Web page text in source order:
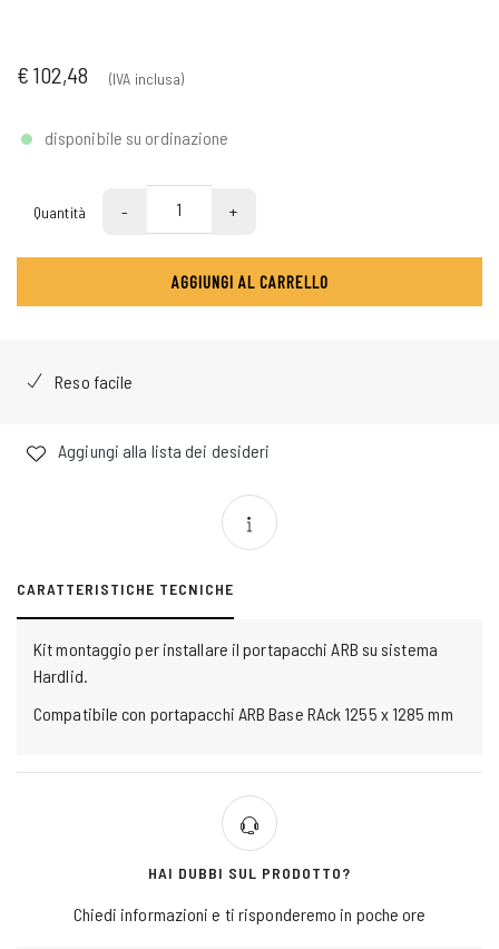
€ 102,48 (IVA inclusa)
disponibile su ordinazione
Quantità - +
AGGIUNGI AL CARRELLO
Reso facile
Aggiungi alla lista dei desideri
CARATTERISTICHE TECNICHE
Kit montaggio per installare il portapacchi ARB su sistema
Hardlid.
Compatibile con portapacchi ARB Base RAck 1255 x 1285 mm
HAI DUBBI SUL PRODOTTO?
Chiedi informazioni e ti risponderemo in poche ore